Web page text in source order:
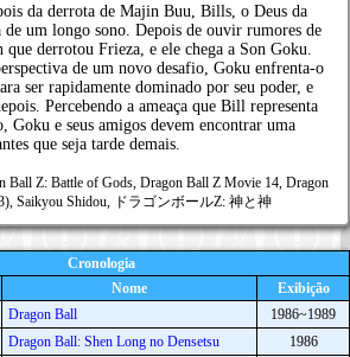
da derrota de Majin Buu, Bills, o Deus da
de um longo sono. Depois de ouvir rumores de
derrotou Frieza, e ele chega a Son Goku.
de um novo desafio, Goku enfrenta-o
ser rapidamente dominado por seu poder, e
Percebendo a ameaça que Bill representa
Goku e seus amigos devem encontrar uma
que seja tarde demais.
Ball Z: Battle of Gods, Dragon Ball Z Movie 14, Dragon
Saikyou Shidou, ドラゴンボールZ: 神と神
Cronologia
Nome Exibição
Dragon Ball
1986~1989
Dragon Ball: Shen Long no Densetsu
1986